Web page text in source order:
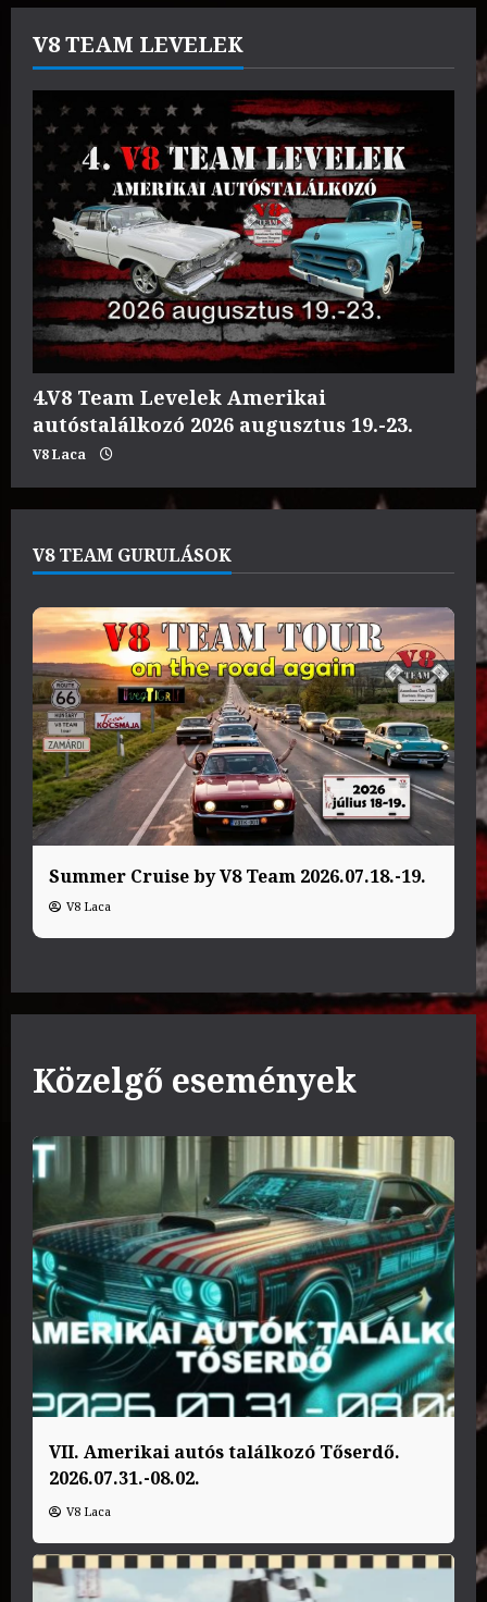
V8 TEAM LEVELEK
4.V8 Team Levelek Amerikai
autóstalálkozó 2026 augusztus 19.-23.
V8 Laca
V8 TEAM GURULÁSOK
Summer Cruise by V8 Team 2026.07.18.-19.
V8 Laca
Közelgő események
VII. Amerikai autós találkozó Tőserdő.
2026.07.31.-08.02.
V8 Laca